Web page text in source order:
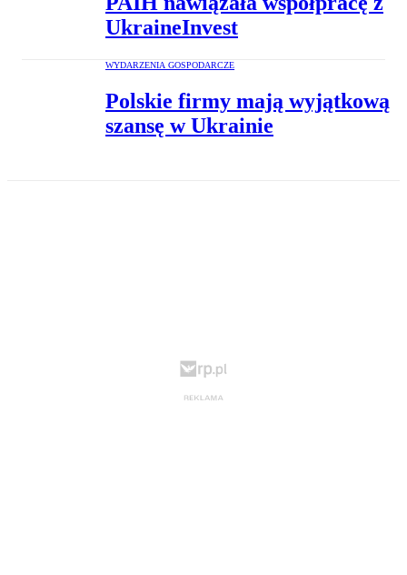
UkraineInvest
WYDARZENIA GOSPODARCZE
Polskie firmy mają wyjątkową
szansę w Ukrainie